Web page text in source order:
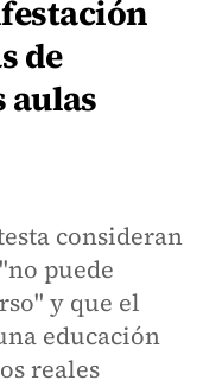
de
aulas
consideran
puede
y que el
educación
reales